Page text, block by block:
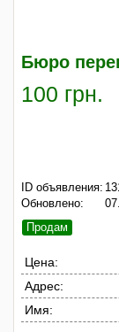
Бюро
100 грн.
ID объявления:
Обновлено:
Продам
Цена:
Адрес:
Имя: